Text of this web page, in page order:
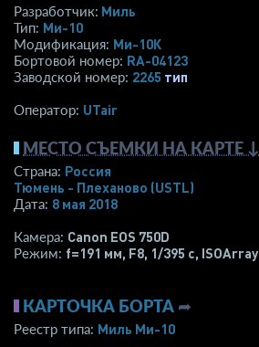
Разработчик: Миль
Тип: Ми-10
Модификация: Ми-10К
Бортовой номер: RA-04123
Заводской номер: 2265 тип
Оператор: UTair
МЕСТО СЪЕМКИ НА КАРТЕ ↓
Страна: Россия
Тюмень - Плеханово (USTL)
Дата: 8 мая 2018
Камера: Canon EOS 750D
Режим: f=191 мм, F8, 1/395 с, ISOArray
КАРТОЧКА БОРТА ➦
Реестр типа: Миль Ми-10